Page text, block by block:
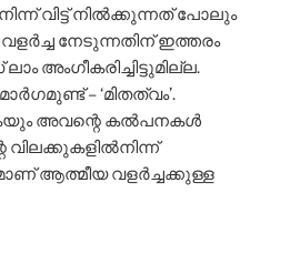
വിട്ട് നില്‍ക്കുന്നത് പോലും
നേടുന്നതിന് ഇത്തരം
അംഗീകരിച്ചിട്ടുമില്ല.
– ‘മിതത്വം’.
അവന്റെ കല്‍പനകള്‍
ആത്മീയ വളര്‍ച്ചക്കുള്ള